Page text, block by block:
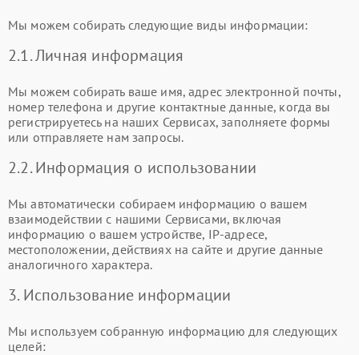
Мы можем собирать следующие виды информации:
2.1. Личная информация
Мы можем собирать ваше имя, адрес электронной почты,
номер телефона и другие контактные данные, когда вы
регистрируетесь на наших Сервисах, заполняете формы
или отправляете нам запросы.
2.2. Информация о использовании
Мы автоматически собираем информацию о вашем
взаимодействии с нашими Сервисами, включая
информацию о вашем устройстве, IP-адресе,
местоположении, действиях на сайте и другие данные
аналогичного характера.
3. Использование информации
Мы используем собранную информацию для следующих
целей: